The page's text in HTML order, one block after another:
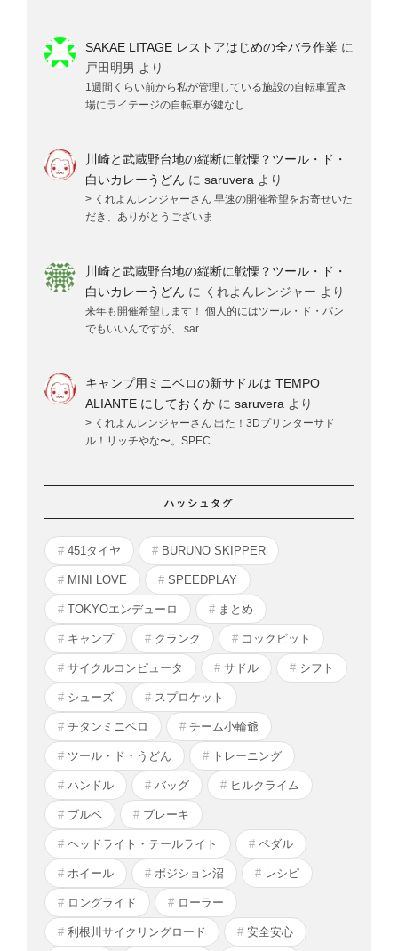
SAKAE LITAGE レストアはじめの全バラ作業に
戸田明男 より
1週間くらい前から私が管理している施設の自転車置き
場にライテージの自転車が鍵なし…
川崎と武蔵野台地の縦断に戦慄？ツール・ド・
白いカレーうどん に saruvera より
> くれよんレンジャーさん 早速の開催希望をお寄せいた
だき、ありがとうございま…
川崎と武蔵野台地の縦断に戦慄？ツール・ド・
白いカレーうどん に くれよんレンジャー より
来年も開催希望します！ 個人的にはツール・ド・パン
でもいいんですが、 sar…
キャンプ用ミニベロの新サドルは TEMPO
ALIANTE にしておくかに saruvera より
> くれよんレンジャーさん 出た！3Dプリンターサド
ル！リッチやな〜。SPEC…
ハッシュタグ
451タイヤ BURUNO SKIPPER
MINI LOVE SPEEDPLAY
TOKYOエンデューロ まとめ
キャンプ クランク コックピット
サイクルコンピュータ サドル シフト
シューズ スプロケット
チタンミニベロ チーム小輪爺
ツール・ド・うどん トレーニング
ハンドル バッグ ヒルクライム
ブルベ ブレーキ
ヘッドライト・テールライト ペダル
ホイール ポジション沼 レシピ
ロングライド ローラー
利根川サイクリングロード 安全安心